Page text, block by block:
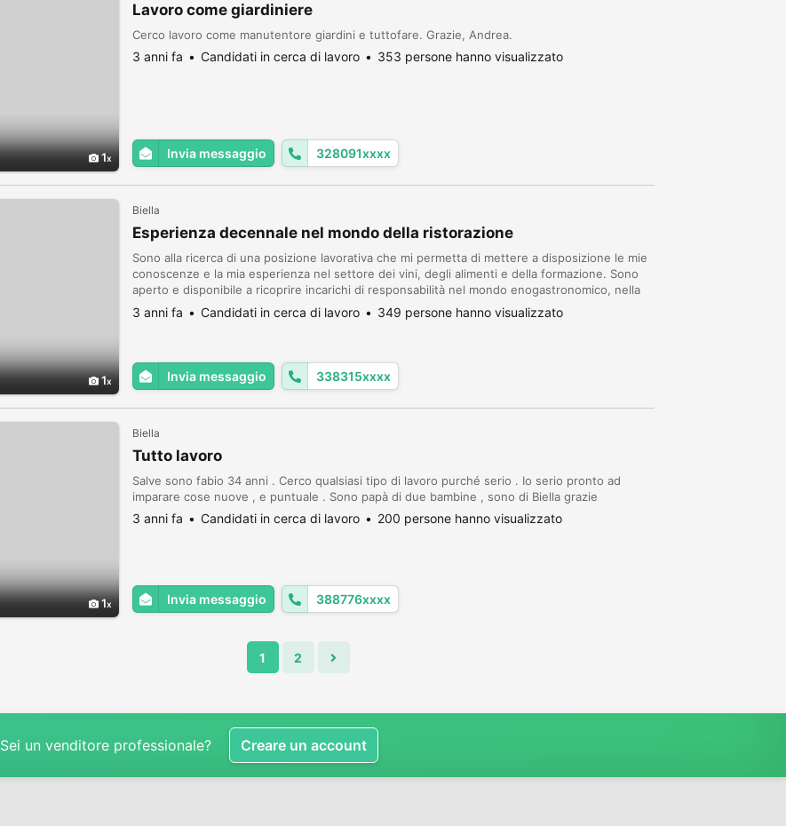
1
Lavoro come giardiniere
Cerco lavoro come manutentore giardini e tuttofare. Grazie, Andrea.
3 anni fa Candidati in cerca di lavoro 353 persone hanno visualizzato
Invia messaggio 328091xxxx
1
Biella
Esperienza decennale nel mondo della ristorazione
Sono alla ricerca di una posizione lavorativa che mi permetta di mettere a disposizione le mie
conoscenze e la mia esperienza nel settore dei vini, degli alimenti e della formazione. Sono
aperto e disponibile a ricoprire incarichi di responsabilità nel mondo enogastronomico, nella
selezione dei prodotti e in ambito didattico
3 anni fa Candidati in cerca di lavoro 349 persone hanno visualizzato
Invia messaggio 338315xxxx
1
Biella
Tutto lavoro
Salve sono fabio 34 anni . Cerco qualsiasi tipo di lavoro purché serio . Io serio pronto ad
imparare cose nuove , e puntuale . Sono papà di due bambine , sono di Biella grazie
3 anni fa Candidati in cerca di lavoro 200 persone hanno visualizzato
Invia messaggio 388776xxxx
1 2
Sei un venditore professionale? Creare un account